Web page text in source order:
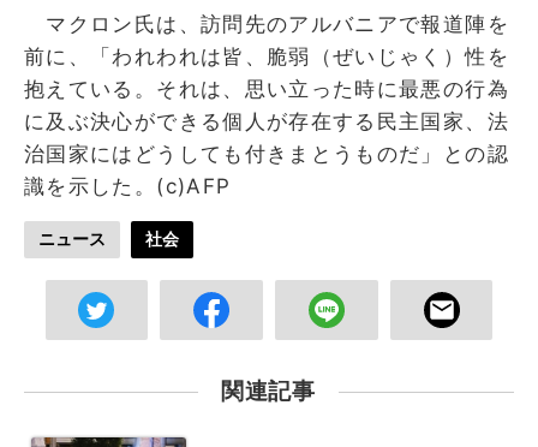
マクロン氏は、訪問先のアルバニアで報道陣を
前に、「われわれは皆、脆弱（ぜいじゃく）性を
抱えている。それは、思い立った時に最悪の行為
に及ぶ決心ができる個人が存在する民主国家、法
治国家にはどうしても付きまとうものだ」との認
識を示した。(c)AFP
ニュース 社会
関連記事